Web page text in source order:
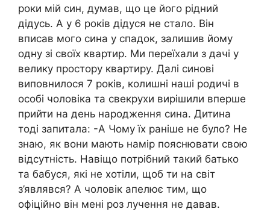
роки мій син, думав, що це його рідний
дідусь. А у 6 років дідуся не стало. Він
вписав мого сина у спадок, залишив йому
одну зі своїх квартир. Ми переїхали з дачі у
велику простору квартиру. Далі синові
виповнилося 7 років, колишні наші родичі в
особі чоловіка та свекрухи вирішили вперше
прийти на день народження сина. Дитина
тоді запитала: -А Чому їх раніше не було? Не
знаю, як вони мають намір пояснювати свою
відсутність. Навіщо потрібний такий батько
та бабуся, які не хотіли, щоб ти на світ
з’являвся? А чоловік апелює тим, що
офіційно він мені роз лучення не давав.